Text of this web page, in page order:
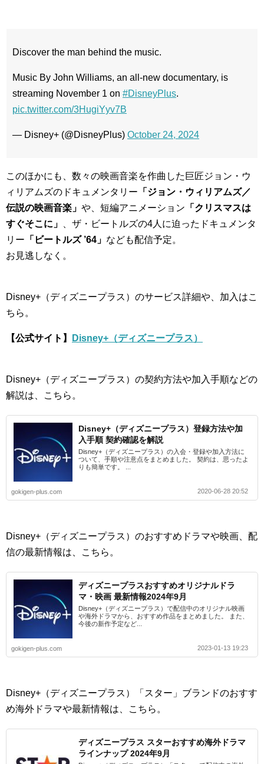
Discover the man behind the music.
Music By John Williams, an all-new documentary, is
streaming November 1 on #DisneyPlus.
pic.twitter.com/3HugiYyv7B
— Disney+ (@DisneyPlus) October 24, 2024
このほかにも、数々の映画音楽を作曲した巨匠ジョン・ウ
ィリアムズのドキュメンタリー 「ジョン・ウィリアムズ／
伝説の映画音楽」 や、短編アニメーション 「クリスマスは
すぐそこに」
、ザ・ビートルズの4人に迫ったドキュメンタ
リー 「ビートルズ ’64」 なども配信予定。
お見逃しなく。
Disney+（ディズニープラス）のサービス詳細や、加入はこ
ちら。
【公式サイト】 Disney+（ディズニープラス）
Disney+（ディズニープラス）の契約方法や加入手順などの
解説は、こちら。
Disney+（ディズニープラス）登録方法や加
入手順 契約確認を解説
Disney+（ディズニープラス）の入会・登録や加入方法に
ついて、手順や注意点をまとめました。 契約は、思ったよ
りも簡単です。 ...
gokigen-plus.com 2020-06-28 20:52
Disney+（ディズニープラス）のおすすめドラマや映画、配
信の最新情報は、こちら。
ディズニープラスおすすめオリジナルドラ
マ・映画 最新情報2024年9月
Disney+（ディズニープラス）で配信中のオリジナル映画
や海外ドラマから、おすすめ作品をまとめました。 また、
今後の新作予定など...
gokigen-plus.com 2023-01-13 19:23
Disney+（ディズニープラス）「スター」ブランドのおすす
め海外ドラマや最新情報は、こちら。
ディズニープラス スターおすすめ海外ドラマ
ラインナップ 2024年9月